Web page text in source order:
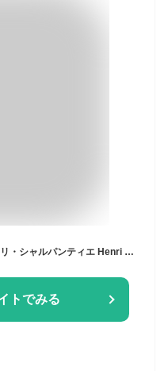
【Expo2025・大阪 関西万博】 アンリ・シャルパンティエ Henri Charpentier ミャクミャク サクッチ・ホロッチ 8個入
トでみる